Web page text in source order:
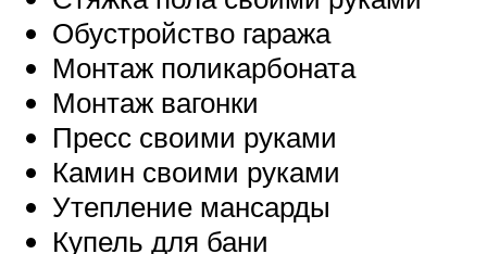
Обустройство гаража
Монтаж поликарбоната
Монтаж вагонки
Пресс своими руками
Камин своими руками
Утепление мансарды
Купель для бани